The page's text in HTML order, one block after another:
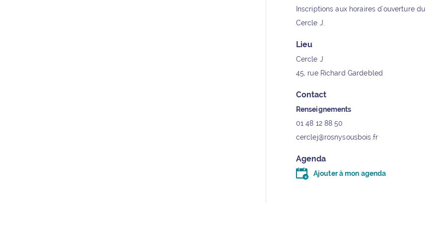
Inscriptions aux horaires d'ouverture du
Cercle J.
Lieu
Cercle J
45, rue Richard Gardebled
Contact
Renseignements
01 48 12 88 50
cerclej@rosnysousbois.fr
Agenda
Ajouter à mon agenda
Télécharger le fichier .ics (moins d’un kilo-